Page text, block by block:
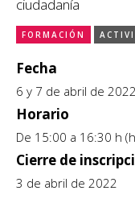
CCE en el
Exposiciones
Formación
Género y Diversidad
Infantil y Juvenil
Letras
ciudadanía
FORMACIÓN
Fecha
6 y 7 de abril de 2022.
Horario
De 15:00 a 16:30 h
Cierre de
3 de abril de 2022